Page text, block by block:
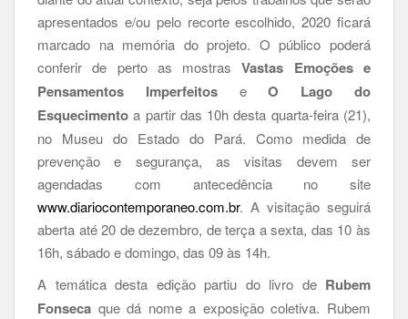
apresentados e/ou pelo recorte escolhido, 2020 ficará
marcado na memória do projeto. O público poderá
conferir de perto as mostrasVastas Emoções e
Pensamentos ImperfeitoseO Lago do
Esquecimento a partir das 10h desta quarta-feira (21),
no Museu do Estado do Pará. Como medida de
prevenção e segurança, as visitas devem ser
agendadas com antecedência no site
www.diariocontemporaneo.com.br. A visitação seguirá
aberta até 20 de dezembro, de terça a sexta, das 10 às
16h, sábado e domingo, das 09 às 14h.
A temática desta edição partiu do livro de Rubem
Fonseca que dá nome a exposição coletiva. Rubem